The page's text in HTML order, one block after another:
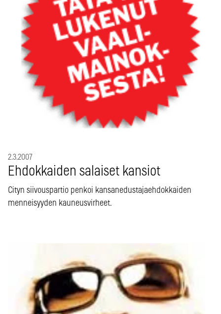
2.3.2007
Ehdokkaiden salaiset kansiot
Cityn siivouspartio penkoi kansanedustajaehdokkaiden
menneisyyden kauneusvirheet.